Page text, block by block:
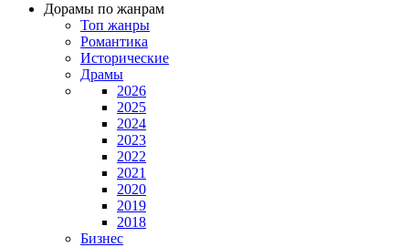
Дорамы по жанрам
Топ жанры
Романтика
Исторические
Драмы
2026
2025
2024
2023
2022
2021
2020
2019
2018
Бизнес